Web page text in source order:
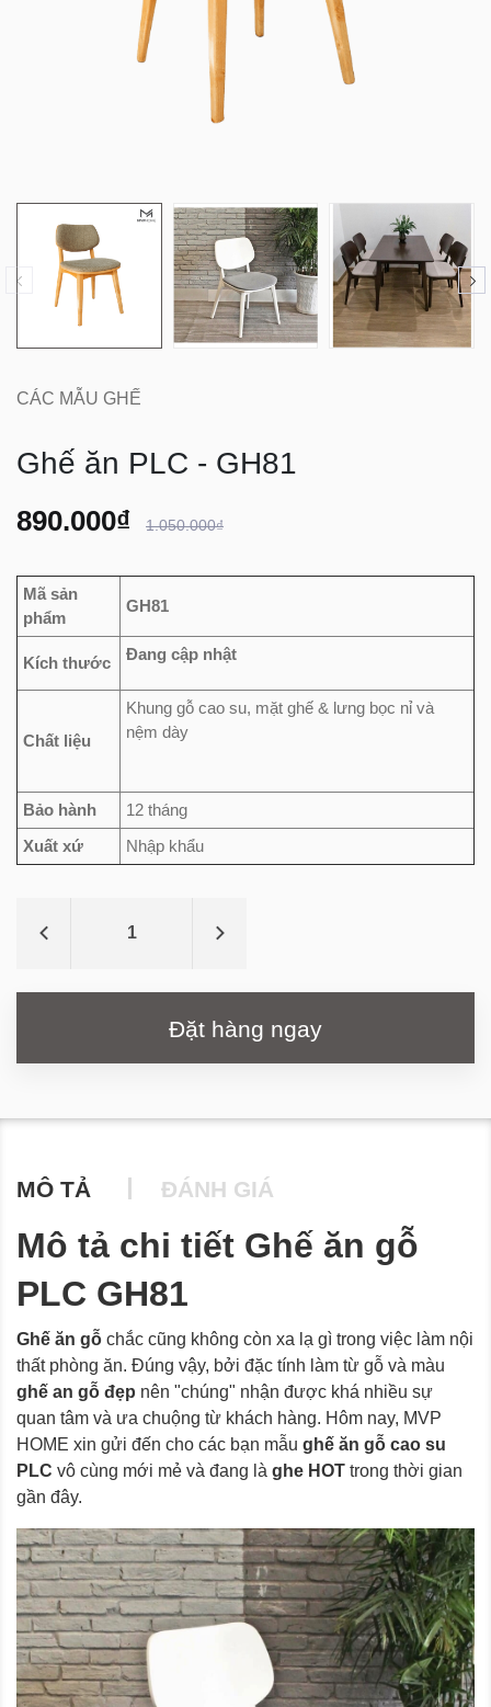
CÁC MẪU GHẾ
Ghế ăn PLC - GH81
890.000₫ 1.050.000₫
Mã sản
phẩm
GH81
Kích thước Đang cập nhật
Chất liệu
Khung gỗ cao su, mặt ghế & lưng bọc nỉ và
nệm dày
Bảo hành
12 tháng
Xuất xứ
Nhập khẩu
Đặt hàng ngay
MÔ TẢ ĐÁNH GIÁ
Mô tả chi tiết Ghế ăn gỗ
PLC GH81
Ghế ăn gỗ chắc cũng không còn xa lạ gì trong việc làm nội
thất phòng ăn. Đúng vậy, bởi đặc tính làm từ gỗ và màu
ghế an gỗ đẹp nên "chúng" nhận được khá nhiều sự
quan tâm và ưa chuộng từ khách hàng. Hôm nay, MVP
HOME xin gửi đến cho các bạn mẫu ghế ăn gỗ cao su
PLC vô cùng mới mẻ và đang là ghe HOT trong thời gian
gần đây.